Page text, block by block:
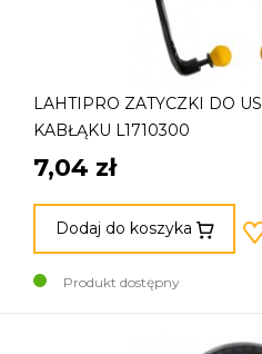
LAHTIPRO ZATYCZKI DO
KABŁĄKU L1710300
7,04 zł
Dodaj do koszyka
Produkt dostępny